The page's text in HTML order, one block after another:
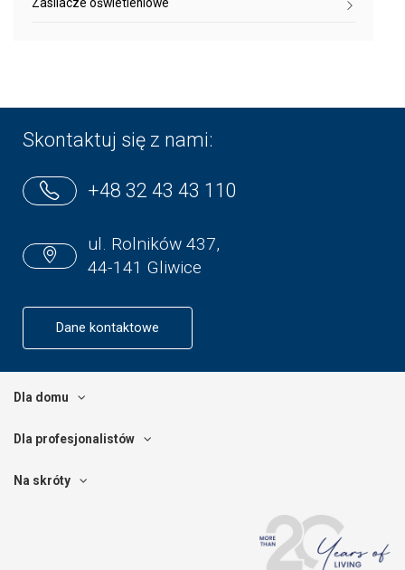
Skontaktuj się z nami:
+48 32 43 43 110
ul. Rolników 437,
44-141 Gliwice
Dane kontaktowe
Dla domu
Dla profesjonalistów
Na skróty